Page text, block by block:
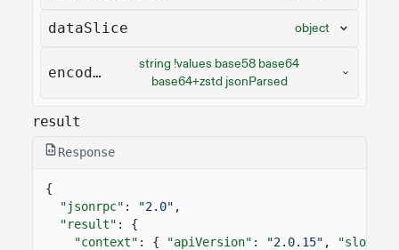
dataSlice object
encoding
string !values base58 base64
base64+zstd jsonParsed
result
Response
{
"jsonrpc" : "2.0" ,
"result" : {
"context" : { "apiVersion" : "2.0.15" , "slot"